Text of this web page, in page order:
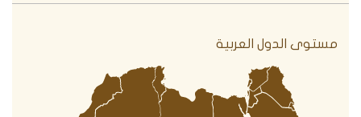
مستوى الدول العربية